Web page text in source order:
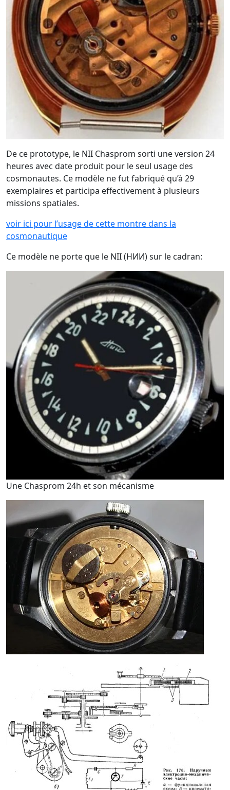
De ce prototype, le NII Chasprom sorti une version 24
heures avec date produit pour le seul usage des
cosmonautes. Ce modèle ne fut fabriqué qu’à 29
exemplaires et participa effectivement à plusieurs
missions spatiales.
voir ici pour l’usage de cette montre dans la
cosmonautique
Ce modèle ne porte que le NII (НИИ) sur le cadran:
Une Chasprom 24h et son mécanisme